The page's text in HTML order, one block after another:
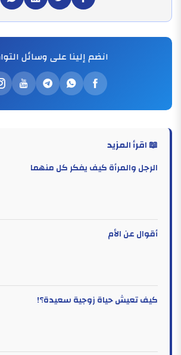
انضم إلينا على وسائل
📖 اقرأ المزيد
الرجل والمرأة كيف يفكر كل منهما
أقوال عن الأم
كيف تعيش حياة زوجية سعيدة؟!